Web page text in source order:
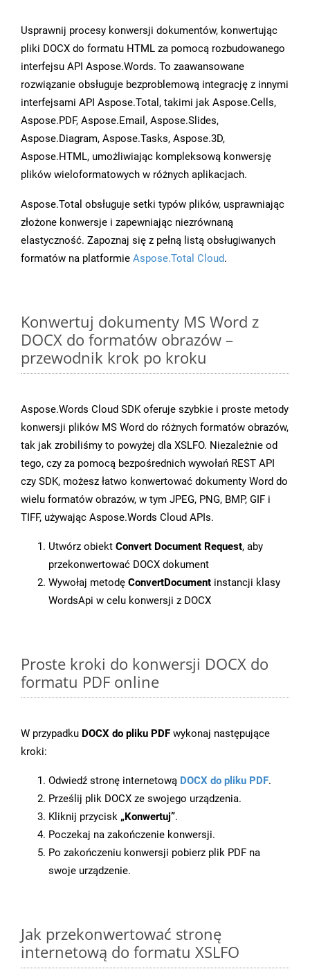
Usprawnij procesy konwersji dokumentów, konwertując
pliki DOCX do formatu HTML za pomocą rozbudowanego
interfejsu API Aspose.Words. To zaawansowane
rozwiązanie obsługuje bezproblemową integrację z innymi
interfejsami API Aspose.Total, takimi jak Aspose.Cells,
Aspose.PDF, Aspose.Email, Aspose.Slides,
Aspose.Diagram, Aspose.Tasks, Aspose.3D,
Aspose.HTML, umożliwiając kompleksową konwersję
plików wieloformatowych w różnych aplikacjach.
Aspose.Total obsługuje setki typów plików, usprawniając
złożone konwersje i zapewniając niezrównaną
elastyczność. Zapoznaj się z pełną listą obsługiwanych
formatów na platformie Aspose.Total Cloud.
Konwertuj dokumenty MS Word z
DOCX do formatów obrazów –
przewodnik krok po kroku
Aspose.Words Cloud SDK oferuje szybkie i proste metody
konwersji plików MS Word do różnych formatów obrazów,
tak jak zrobiliśmy to powyżej dla XSLFO. Niezależnie od
tego, czy za pomocą bezpośrednich wywołań REST API
czy SDK, możesz łatwo konwertować dokumenty Word do
wielu formatów obrazów, w tym JPEG, PNG, BMP, GIF i
TIFF, używając Aspose.Words Cloud APIs.
Utwórz obiekt Convert Document Request, aby
przekonwertować DOCX dokument
Wywołaj metodę ConvertDocument instancji klasy
WordsApi w celu konwersji z DOCX
Proste kroki do konwersji DOCX do
formatu PDF online
W przypadku DOCX do pliku PDF wykonaj następujące
kroki:
Odwiedź stronę internetową DOCX do pliku PDF.
Prześlij plik DOCX ze swojego urządzenia.
Kliknij przycisk „Konwertuj”.
Poczekaj na zakończenie konwersji.
Po zakończeniu konwersji pobierz plik PDF na
swoje urządzenie.
Jak przekonwertować stronę
internetową do formatu XSLFO